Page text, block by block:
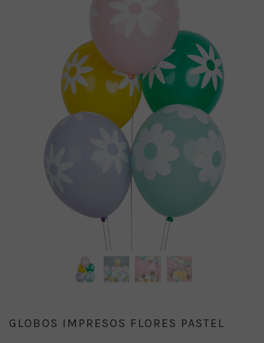
GLOBOS IMPRESOS FLORES PASTEL